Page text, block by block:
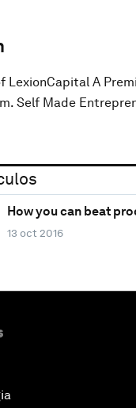
LexionCapital A
Self Made
How you can beat
13 oct 2016